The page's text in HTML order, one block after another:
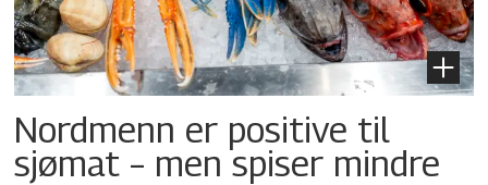
Nordmenn er positive til
sjømat – men spiser mindre